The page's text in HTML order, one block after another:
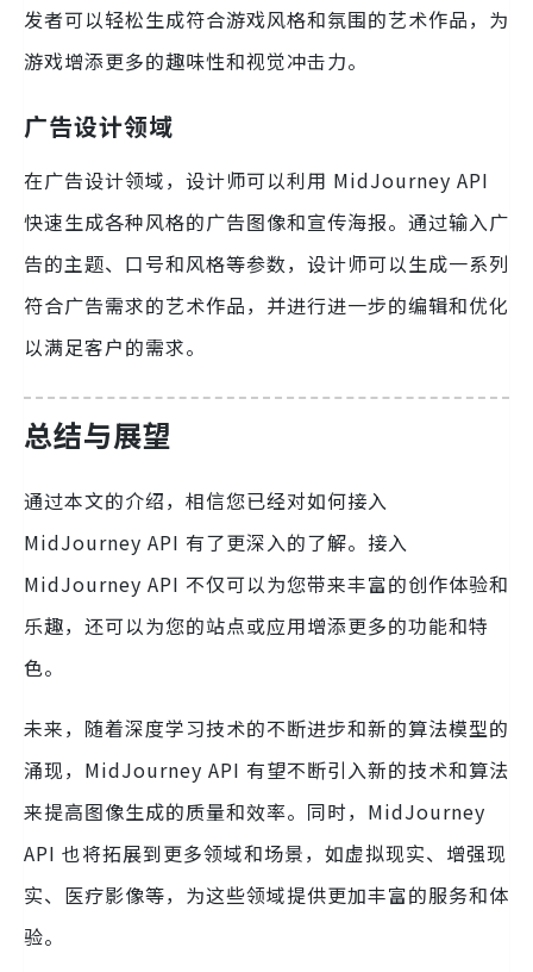
发者可以轻松生成符合游戏风格和氛围的艺术作品，为
游戏增添更多的趣味性和视觉冲击力。
广告设计领域
在广告设计领域，设计师可以利用 MidJourney API
快速生成各种风格的广告图像和宣传海报。通过输入广
告的主题、口号和风格等参数，设计师可以生成一系列
符合广告需求的艺术作品，并进行进一步的编辑和优化
以满足客户的需求。
总结与展望
通过本文的介绍，相信您已经对如何接入
MidJourney API 有了更深入的了解。接入
MidJourney API 不仅可以为您带来丰富的创作体验和
乐趣，还可以为您的站点或应用增添更多的功能和特
色。
未来，随着深度学习技术的不断进步和新的算法模型的
涌现，MidJourney API 有望不断引入新的技术和算法
来提高图像生成的质量和效率。同时，MidJourney
API 也将拓展到更多领域和场景，如虚拟现实、增强现
实、医疗影像等，为这些领域提供更加丰富的服务和体
验。